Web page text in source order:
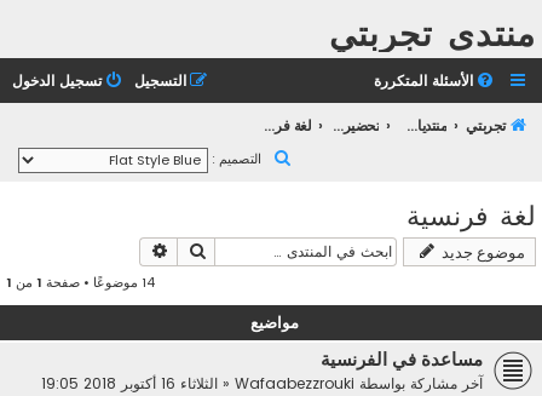
منتدى تجربتي
الأسئلة المتكررة تسجيل الدخول التسجيل
تجربتي منتديات التعليم الثانوي تحضير بكالوريا 2023 لغة فرنسية
التصميم :
لغة فرنسية
موضوع جديد بحث
14 موضوعًا • صفحة 1 من 1
مواضيع
مساعدة في الفرنسية
آخر مشاركة بواسطة Wafaabezzrouki
« الثلاثاء 16 أكتوبر 2018 19:05